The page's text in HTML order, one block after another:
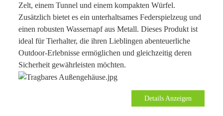
Zelt, einem Tunnel und einem kompakten Würfel.
Zusätzlich bietet es ein unterhaltsames Federspielzeug und
einen robusten Wassernapf aus Metall. Dieses Produkt ist
ideal für Tierhalter, die ihren Lieblingen abenteuerliche
Outdoor-Erlebnisse ermöglichen und gleichzeitig deren
Sicherheit gewährleisten möchten.
Details Anzeigen